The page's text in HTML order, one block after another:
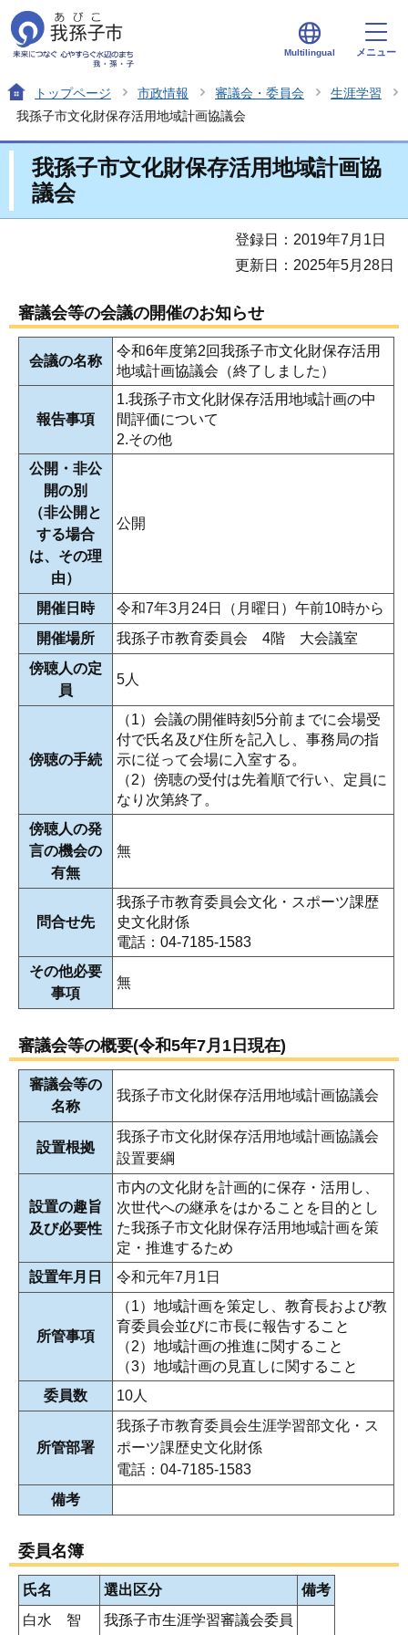
Multilingual メニュー
トップページ 市政情報 審議会・委員会
生涯学習
我孫子市文化財保存活用地域計画協議会
我孫子市文化財保存活用地域計画協
議会
登録日：2019年7月1日
更新日：2025年5月28日
審議会等の会議の開催のお知らせ
会議の名称
令和6年度第2回我孫子市文化財保存活用
地域計画協議会（終了しました）
報告事項
1.我孫子市文化財保存活用地域計画の中
間評価について
2.その他
公開・非公
開の別
（非公開と
する場合
は、その理
由）
公開
開催日時
令和7年3月24日（月曜日）午前10時から
開催場所
我孫子市教育委員会 4階 大会議室
傍聴人の定
員
5人
傍聴の手続
（1）会議の開催時刻5分前までに会場受
付で氏名及び住所を記入し、事務局の指
示に従って会場に入室する。
（2）傍聴の受付は先着順で行い、定員に
なり次第終了。
傍聴人の発
言の機会の
有無
無
問合せ先
我孫子市教育委員会文化・スポーツ課歴
史文化財係
電話：04-7185-1583
その他必要
事項
無
審議会等の概要(令和5年7月1日現在)
審議会等の
名称
我孫子市文化財保存活用地域計画協議会
設置根拠
我孫子市文化財保存活用地域計画協議会
設置要綱
設置の趣旨
及び必要性
市内の文化財を計画的に保存・活用し、
次世代への継承をはかることを目的とし
た我孫子市文化財保存活用地域計画を策
定・推進するため
設置年月日
令和元年7月1日
所管事項
（1）地域計画を策定し、教育長および教
育委員会並びに市長に報告すること
（2）地域計画の推進に関すること
（3）地域計画の見直しに関すること
委員数
10人
所管部署
我孫子市教育委員会生涯学習部文化・ス
ポーツ課歴史文化財係
電話：04-7185-1583
備考
委員名簿
氏名 選出区分
備考
白水 智
我孫子市生涯学習審議会委員